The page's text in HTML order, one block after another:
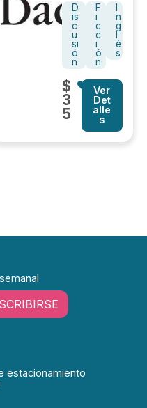
D
is
c
u
si
ó
n
F
i
c
c
i
ó
n
n
g
l
é
s
$
3
5
Ver
Det
alle
s
estacionamiento